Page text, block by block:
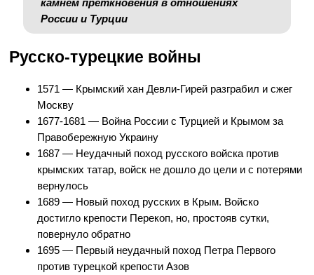
камнем преткновения в отношениях
России и Турции
Русско-турецкие войны
1571 — Крымский хан Девли-Гирей разграбил и сжег
Москву
1677-1681 — Война России с Турцией и Крымом за
Правобережную Украину
1687 — Неудачный поход русского войска против
крымских татар, войск не дошло до цели и с потерями
вернулось
1689 — Новый поход русских в Крым. Войско
достигло крепости Перекоп, но, простояв сутки,
повернуло обратно
1695 — Первый неудачный поход Петра Первого
против турецкой крепости Азов